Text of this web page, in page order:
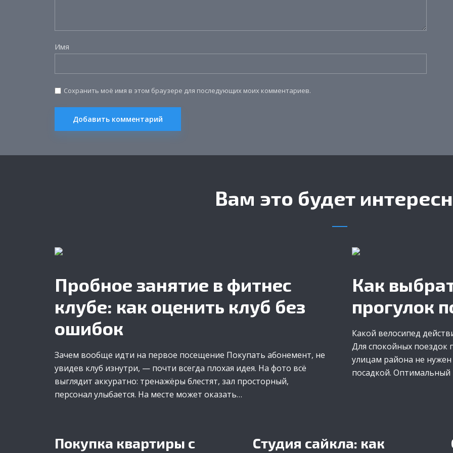
Имя
Сохранить моё имя в этом браузере для последующих моих комментариев.
Вам это будет
Пробное занятие в фитнес
клубе: как оценить клуб без
ошибок
Зачем вообще идти на первое посещение Покупать абонемент, не
увидев клуб изнутри, — почти всегда плохая идея. На фото всё
выглядит аккуратно: тренажёры блестят, зал просторный,
персонал улыбается. На месте может оказать…
Как
прогулок
Какой велосипед
Для спокойных поездок
улицам района не нужен
посадкой.
Покупка квартиры с
Студия сайкла: как